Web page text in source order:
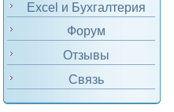
Excel и Бухгалтерия
Форум
Отзывы
Связь